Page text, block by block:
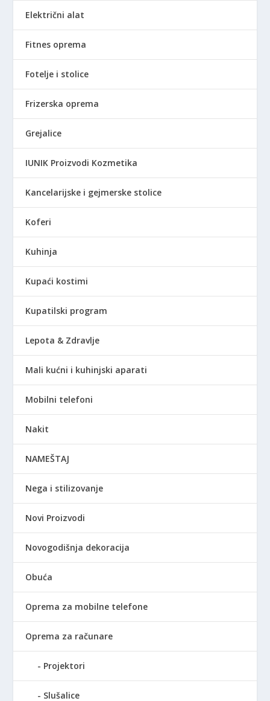
Električni alat
Fitnes oprema
Fotelje i stolice
Frizerska oprema
Grejalice
IUNIK Proizvodi Kozmetika
Kancelarijske i gejmerske stolice
Koferi
Kuhinja
Kupaći kostimi
Kupatilski program
Lepota & Zdravlje
Mali kućni i kuhinjski aparati
Mobilni telefoni
Nakit
NAMEŠTAJ
Nega i stilizovanje
Novi Proizvodi
Novogodišnja dekoracija
Obuća
Oprema za mobilne telefone
Oprema za računare
Projektori
Slušalice